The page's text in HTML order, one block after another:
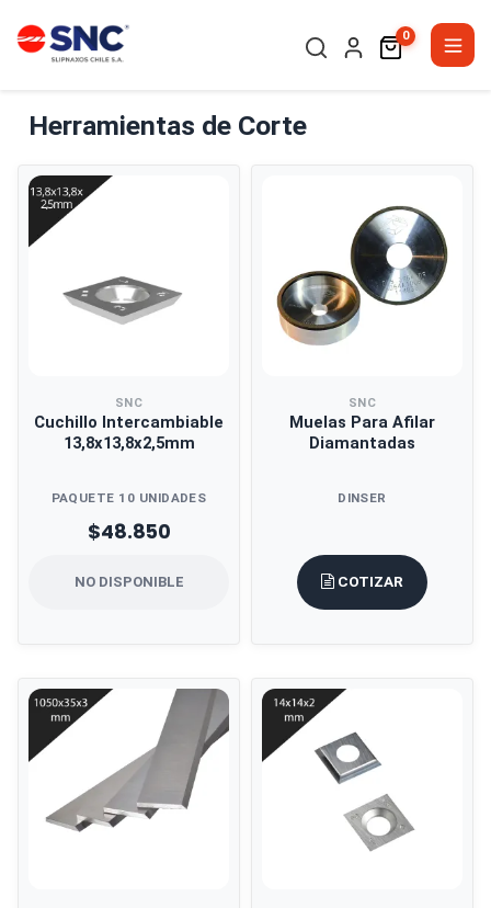
0
Herramientas de Corte
SNC
Cuchillo Intercambiable
13,8x13,8x2,5mm
PAQUETE 10 UNIDADES
$48.850
NO DISPONIBLE
SNC
Muelas Para Afilar
Diamantadas
DINSER
COTIZAR